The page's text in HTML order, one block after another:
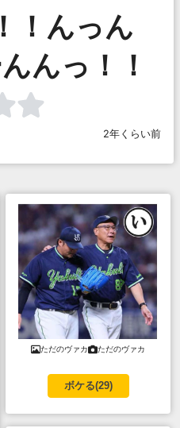
！んっん
んっ！！
2年くらい前
ただのヴァカ ただのヴァカ
ボケる(29)